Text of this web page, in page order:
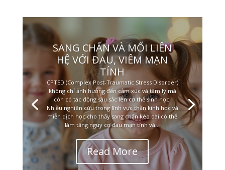
SANG CHẤN VÀ MỐI LIÊN
HỆ VỚI ĐAU, VIÊM MẠN
TÍNH
CPTSD (Complex Post-Traumatic Stress Disorder)
không chỉ ảnh hưởng đến cảm xúc và tâm lý mà
còn có tác động sâu sắc lên cơ thể sinh học.
Nhiều nghiên cứu trong lĩnh vực thần kinh học và
miễn dịch học cho thấy sang chấn kéo dài có thể
làm tăng nguy cơ đau mạn tính và...
Read More